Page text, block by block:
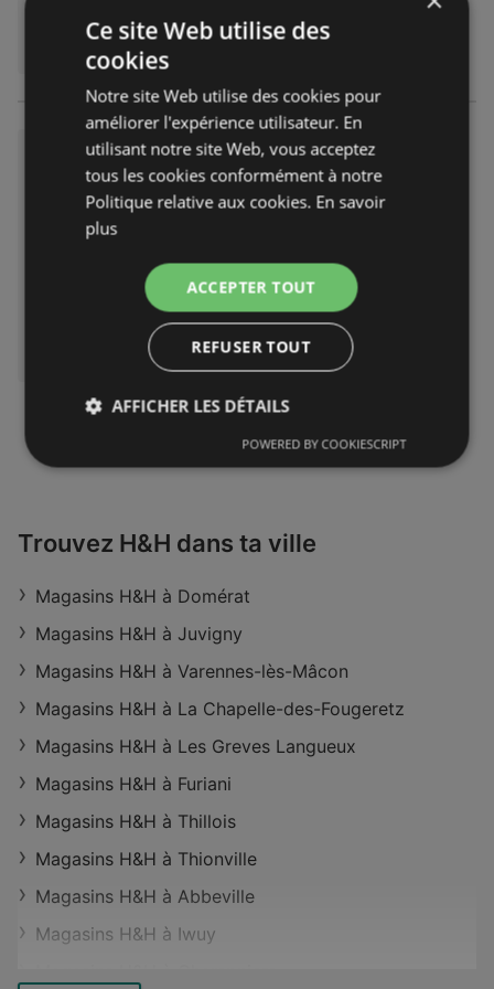
Nouvelle collection
catalogue indisponible
Expiré le : 26.10.2025
Trouvez H&H dans ta ville
Magasins H&H à Domérat
Magasins H&H à Juvigny
Magasins H&H à Varennes-lès-Mâcon
Magasins H&H à La Chapelle-des-Fougeretz
Magasins H&H à Les Greves Langueux
Magasins H&H à Furiani
Magasins H&H à Thillois
Magasins H&H à Thionville
Magasins H&H à Abbeville
Magasins H&H à Iwuy
Ce site Web utilise des
cookies
Notre site Web utilise des cookies pour
améliorer l'expérience utilisateur. En
utilisant notre site Web, vous acceptez
tous les cookies conformément à notre
Politique relative aux cookies. En savoir
plus
ACCEPTER TOUT
REFUSER TOUT
AFFICHER LES DÉTAILS
POWERED BY COOKIESCRIPT